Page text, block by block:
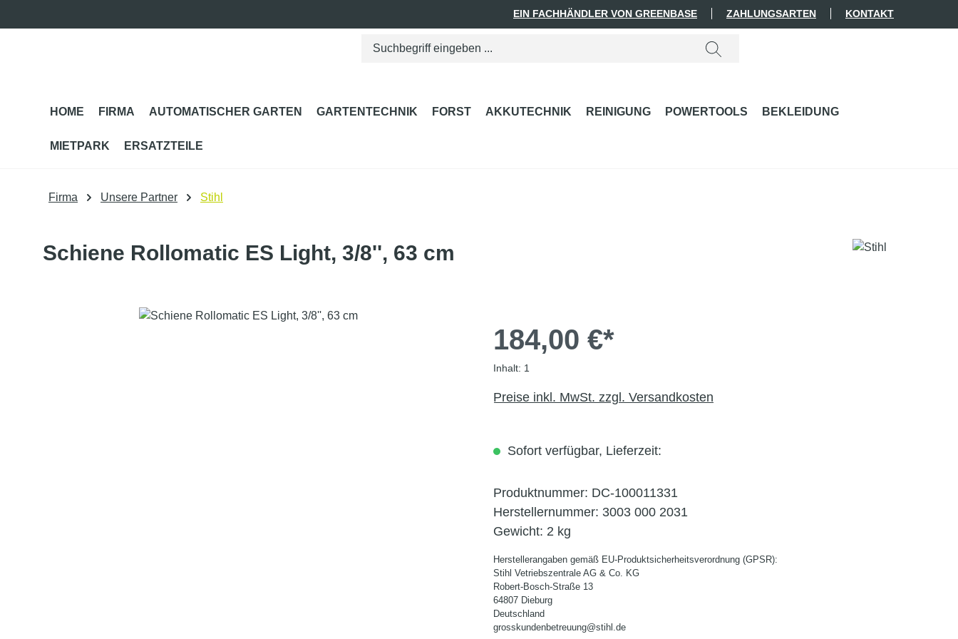
EIN FACHHÄNDLER VON GREENBASE ZAHLUNGSARTEN KONTAKT
HOME FIRMA AUTOMATISCHER GARTEN GARTENTECHNIK FORST AKKUTECHNIK REINIGUNG POWERTOOLS BEKLEIDUNG
MIETPARK ERSATZTEILE
Firma Unsere Partner Stihl
Schiene Rollomatic ES Light, 3/8'', 63 cm
Bildergalerie überspringen
184,00 €*
Inhalt: 1
Preise inkl. MwSt. zzgl. Versandkosten
Sofort verfügbar, Lieferzeit:
Produktnummer: DC-100011331
Herstellernummer: 3003 000 2031
Gewicht: 2 kg
Herstellerangaben gemäß EU-Produktsicherheitsverordnung (GPSR):
Stihl Vetriebszentrale AG & Co. KG
Robert-Bosch-Straße 13
64807 Dieburg
Deutschland
grosskundenbetreuung@stihl.de